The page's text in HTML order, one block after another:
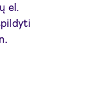
el.